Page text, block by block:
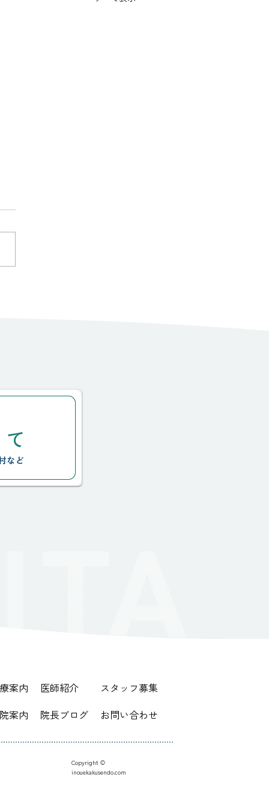
案内 医師紹介
スタッフ募集
案内
院長ブログ お問い合わせ
Copyright ©︎
inouekakusendo.com